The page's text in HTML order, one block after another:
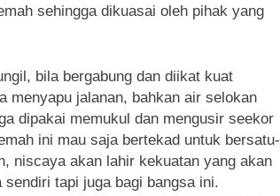
sehingga dikuasai oleh pihak yang
bila bergabung dan diikat kuat
menyapu jalanan, bahkan air selokan
dipakai memukul dan mengusir seekor
ini mau saja bertekad untuk bersatu-
niscaya akan lahir kekuatan yang akan
tapi juga bagi bangsa ini.